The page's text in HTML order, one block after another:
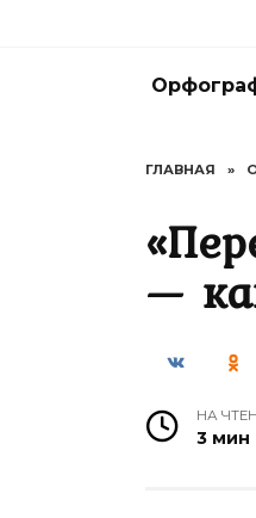
ГЛАВНАЯ »
—
НА
3 мин